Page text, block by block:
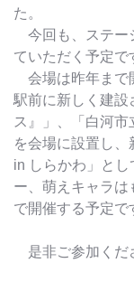
た。
今回も、ステー
ていただく予定で
会場は昨年まで
駅前に新しく建設
ス』」、「白河市
を会場に設置し
in しらかわ」と
ー、萌えキャラ
で開催する予定で
是非ご参加くだ